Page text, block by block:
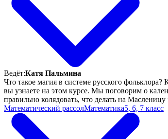
Ведёт:Катя Пальмина
Что такое магия в системе русского
вы узнаете на этом курсе. Мы поговорим о
правильно колядовать, что делать на
Математический рассолМатематика5, 6, 7 класс